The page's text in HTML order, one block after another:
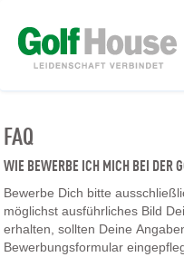
FAQ
WIE BEWERBE ICH MICH BEI DER
Bewerbe Dich bitte
möglichst ausführliches Bild
erhalten, sollten Deine
Bewerbungsformular